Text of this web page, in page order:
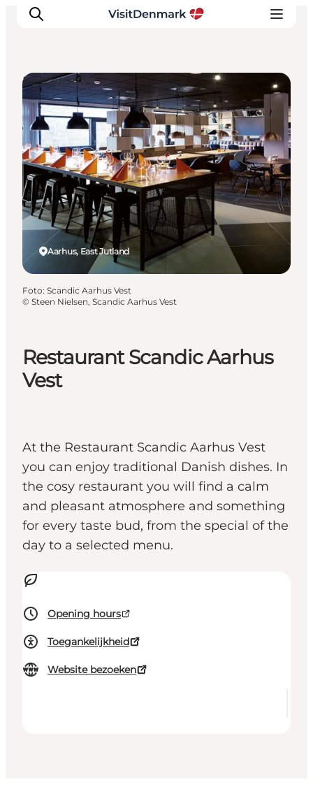
Inspiratie
Bestemmingen
Wat te doen
Accommodaties
Plan je reis
Restaurant Scandic Aarhus
Vest
At the Restaurant Scandic Aarhus Vest
you can enjoy traditional Danish dishes. In
the cosy restaurant you will find a calm
and pleasant atmosphere and something
for every taste bud, from the special of the
day to a selected menu.
Opening hours
Toegankelijkheid
Website bezoeken
Aarhus, East Jutland
Restaurants
Foto: Scandic Aarhus Vest
© Steen Nielsen, Scandic Aarhus Vest